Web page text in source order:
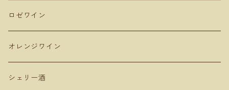
Uvas Felices COMANDO G
アラゴン
ムルシア
カーブドッチ
タケダワイナリー
長野
マンズワイン 小諸ワイナリー
テールドシエル
山梨
ドメーヌヒデ
岡山
ピノ・ノワール
ガルナッチャ グルナッシュ
メルロー
ロゼワイン
オレンジワイン
シェリー酒